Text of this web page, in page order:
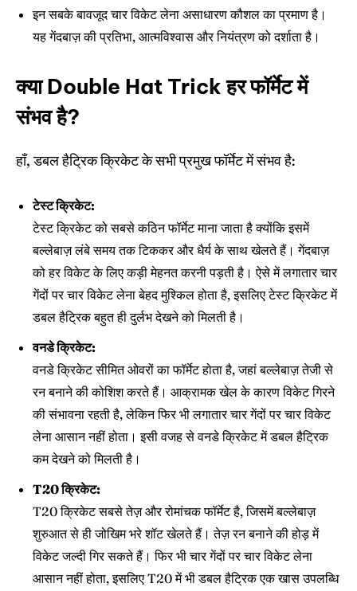
इन सबके बावजूद चार विकेट लेना असाधारण कौशल का प्रमाण है।
यह गेंदबाज़ की प्रतिभा, आत्मविश्वास और नियंत्रण को दर्शाता है।
क्या Double Hat Trick हर फॉर्मेट में
संभव है?
हाँ, डबल हैट्रिक क्रिकेट के सभी प्रमुख फॉर्मेट में संभव है:
टेस्ट क्रिकेट:
टेस्ट क्रिकेट को सबसे कठिन फॉर्मेट माना जाता है क्योंकि इसमें
बल्लेबाज़ लंबे समय तक टिककर और धैर्य के साथ खेलते हैं। गेंदबाज़
को हर विकेट के लिए कड़ी मेहनत करनी पड़ती है। ऐसे में लगातार चार
गेंदों पर चार विकेट लेना बेहद मुश्किल होता है, इसलिए टेस्ट क्रिकेट में
डबल हैट्रिक बहुत ही दुर्लभ देखने को मिलती है।
वनडे क्रिकेट:
वनडे क्रिकेट सीमित ओवरों का फॉर्मेट होता है, जहां बल्लेबाज़ तेजी से
रन बनाने की कोशिश करते हैं। आक्रामक खेल के कारण विकेट गिरने
की संभावना रहती है, लेकिन फिर भी लगातार चार गेंदों पर चार विकेट
लेना आसान नहीं होता। इसी वजह से वनडे क्रिकेट में डबल हैट्रिक
कम देखने को मिलती है।
T20 क्रिकेट:
T20 क्रिकेट सबसे तेज़ और रोमांचक फॉर्मेट है, जिसमें बल्लेबाज़
शुरुआत से ही जोखिम भरे शॉट खेलते हैं। तेज़ रन बनाने की होड़ में
विकेट जल्दी गिर सकते हैं। फिर भी चार गेंदों पर चार विकेट लेना
आसान नहीं होता, इसलिए T20 में भी डबल हैट्रिक एक खास उपलब्धि